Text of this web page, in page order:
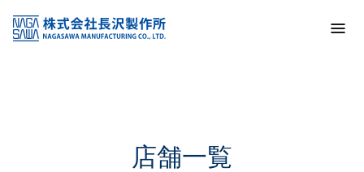
KSS加盟店・取扱店情報
店舗一覧
店舗一覧